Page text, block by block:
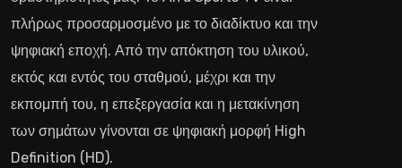
πλήρως προσαρμοσμένο με το διαδίκτυο και την
ψηφιακή εποχή. Από την απόκτηση του υλικού,
εκτός και εντός του σταθμού, μέχρι και την
εκπομπή του, η επεξεργασία και η μετακίνηση
των σημάτων γίνονται σε ψηφιακή μορφή High
Definition (HD).